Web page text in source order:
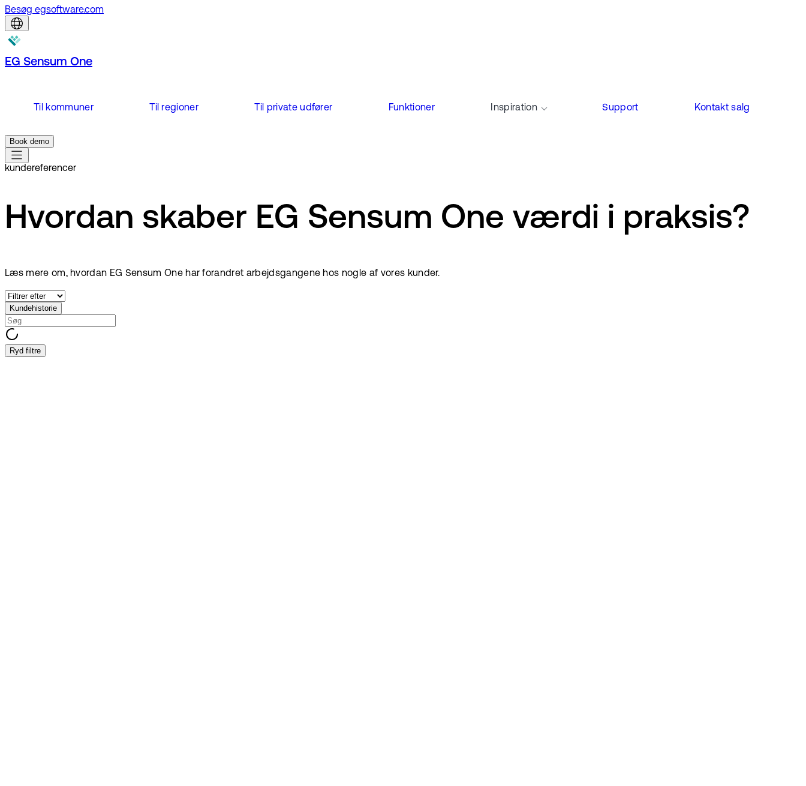
Besøg egsoftware.com
EG Sensum One
Til kommuner Til regioner Til private udfører Funktioner Inspiration Support Kontakt salg
Book demo
kundereferencer
Hvordan skaber EG Sensum One værdi i praksis?
Læs mere om, hvordan EG Sensum One har forandret arbejdsgangene hos nogle af vores kunder.
Kundehistorie
Ryd filtre